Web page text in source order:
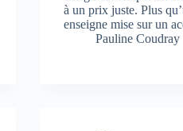
à un prix juste. Plus
enseigne mise sur un
Pauline Coudray